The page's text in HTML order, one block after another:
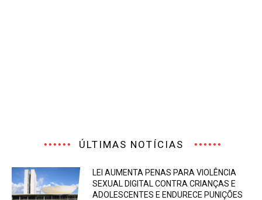
ÚLTIMAS NOTÍCIAS
LEI AUMENTA PENAS PARA VIOLÊNCIA
SEXUAL DIGITAL CONTRA CRIANÇAS E
ADOLESCENTES E ENDURECE PUNIÇÕES